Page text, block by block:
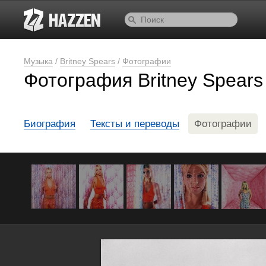
Музыка / Britney Spears / Фотографии
Фотография Britney
Биография Тексты и переводы Фотографии